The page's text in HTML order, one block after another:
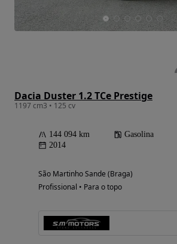
Dacia Duster 1.2 TCe Prestige
1197 cm3 • 125 cv
144 094 km Gasolina
2014
São Martinho Sande (Braga)
Profissional • Para o topo